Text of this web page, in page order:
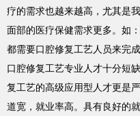
疗的需求也越来越高，尤其是
面部的医疗保健需求更多。如
都需要口腔修复工艺人员来完
口腔修复工艺专业人才十分短
复工艺的高级应用型人才更是
道宽，就业率高。具有良好的